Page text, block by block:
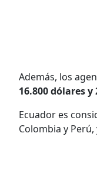
Además, los
16.800 dólares
Ecuador es
Colombia y